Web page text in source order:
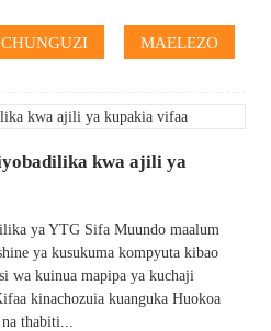
MAELEZO
kwa ajili ya
ya YTG Sifa Muundo maalum
ya kusukuma kompyuta kibao
wa kuinua mapipa ya kuchaji
kinachozuia kuanguka Huokoa
thabiti...